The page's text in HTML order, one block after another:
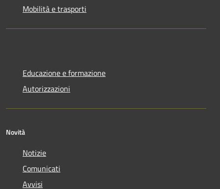
Mobilità e trasporti
Educazione e formazione
Autorizzazioni
Novità
Notizie
Comunicati
Avvisi